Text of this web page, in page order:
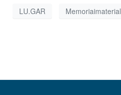
LU.GAR Memoriaimaterial